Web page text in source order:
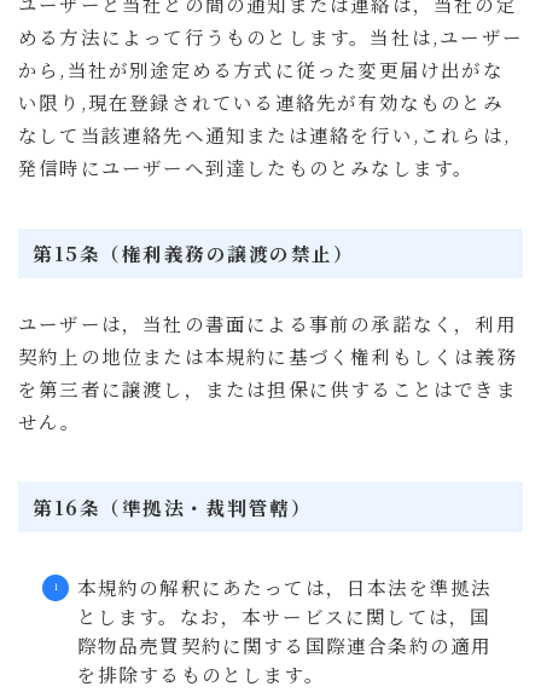
める方法によって行うものとします。当社は,ユーザー
から,当社が別途定める方式に従った変更届け出がな
い限り,現在登録されている連絡先が有効なものとみ
なして当該連絡先へ通知または連絡を行い,これらは,
発信時にユーザーへ到達したものとみなします。
第15条（権利義務の譲渡の禁止）
ユーザーは，当社の書面による事前の承諾なく，利用
契約上の地位または本規約に基づく権利もしくは義務
を第三者に譲渡し，または担保に供することはできま
せん。
第16条（準拠法・裁判管轄）
本規約の解釈にあたっては，日本法を準拠法
とします。なお，本サービスに関しては，国
際物品売買契約に関する国際連合条約の適用
を排除するものとします。